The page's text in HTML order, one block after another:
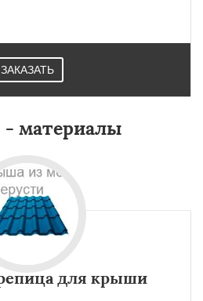
ЗАКАЗАТЬ
- материалы
для крыши